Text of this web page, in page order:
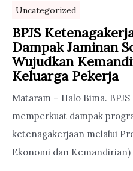
Uncategorized
BPJS
Dampak Jaminan
Wujudkan
Keluarga Pekerja
Mataram – Halo Bima.
memperkuat dampak
ketenagakerjaan melalui
Ekonomi dan Kemandirian)